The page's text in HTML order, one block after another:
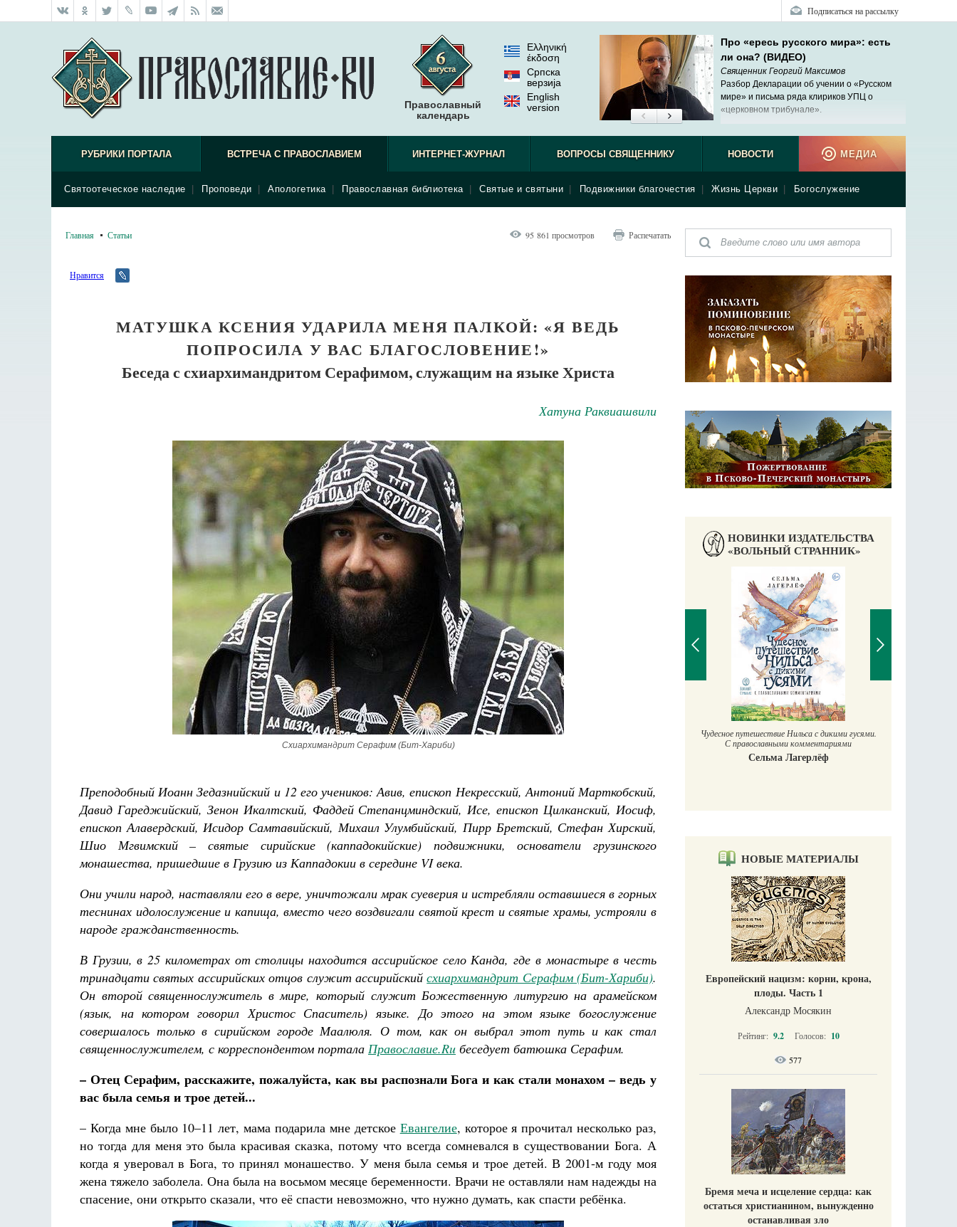
Подписаться на рассылку
Православный
календарь
Ελληνική
έκδοση
Српска
верзиjа
English
version
Про «ересь русского мира»: есть
ли она? (ВИДЕО)
Священник Георгий Максимов
Разбор Декларации об учении о «Русском
мире» и письма ряда клириков УПЦ о
«церковном трибунале».
РУБРИКИ ПОРТАЛА ВСТРЕЧА С ПРАВОСЛАВИЕМ
Святоотеческое наследие Проповеди Апологетика Православная библиотека Святые и святыни Подвижники благочестия Жизнь Церкви Богослужение
ИНТЕРНЕТ-ЖУРНАЛ ВОПРОСЫ СВЯЩЕННИКУ НОВОСТИ МЕДИА
Главная Статьи 95 861 просмотров Распечатать
Нравится
МАТУШКА КСЕНИЯ УДАРИЛА МЕНЯ ПАЛКОЙ: «Я ВЕДЬ
ПОПРОСИЛА У ВАС БЛАГОСЛОВЕНИЕ!»
Беседа с схиархимандритом Серафимом, служащим на языке Христа
Хатуна Раквиашвили
Схиархимандрит Серафим (Бит-Хариби)
Преподобный Иоанн Зедазнийский и 12 его учеников: Авив, епископ Некресский, Антоний Марткобский,
Давид Гареджийский, Зенон Икалтский, Фаддей Степанцминдский, Исе, епископ Цилканский, Иосиф,
епископ Алавердский, Исидор Самтавийский, Михаил Улумбийский, Пирр Бретский, Стефан Хирский,
Шио Мгвимский – святые сирийские (каппадокийские) подвижники, основатели грузинского
монашества, пришедшие в Грузию из Каппадокии в середине VI века.
Они учили народ, наставляли его в вере, уничтожали мрак суеверия и истребляли оставшиеся в горных
теснинах идолослужение и капища, вместо чего воздвигали святой крест и святые храмы, устрояли в
народе гражданственность.
В Грузии, в 25 километрах от столицы находится ассирийское село Канда, где в монастыре в честь
тринадцати святых ассирийских отцов служит ассирийскийсхиархимандрит Серафим (Бит-Хариби).
Он второй священнослужитель в мире, который служит Божественную литургию на арамейском
(язык, на котором говорил Христос Спаситель) языке. До этого на этом языке богослужение
совершалось только в сирийском городе Маалюля. О том, как он выбрал этот путь и как стал
священнослужителем, с корреспондентом портала Православие.Ru беседует батюшка Серафим.
– Отец Серафим, расскажите, пожалуйста, как вы распознали Бога и как стали монахом – ведь у
вас была семья и трое детей...
– Когда мне было 10–11 лет, мама подарила мне детское Евангелие, которое я прочитал несколько раз,
но тогда для меня это была красивая сказка, потому что всегда сомневался в существовании Бога. А
когда я уверовал в Бога, то принял монашество. У меня была семья и трое детей. В 2001-м году моя
жена тяжело заболела. Она была на восьмом месяце беременности. Врачи не оставляли нам надежды на
спасение, они открыто сказали, что её спасти невозможно, что нужно думать, как спасти ребёнка.
НОВИНКИ ИЗДАТЕЛЬСТВА
«ВОЛЬНЫЙ СТРАННИК»
Православный мальчик
Екатерина Баканова
Чудесное путешествие Нильса с дикими гусями.
С православными комментариями
Сельма Лагерлёф
НОВЫЕ МАТЕРИАЛЫ
Европейский нацизм: корни, крона,
плоды. Часть 1
Александр Мосякин
Рейтинг: 9.2 Голосов: 10
577
Бремя меча и исцеление сердца: как
остаться христианином, вынужденно
останавливая зло